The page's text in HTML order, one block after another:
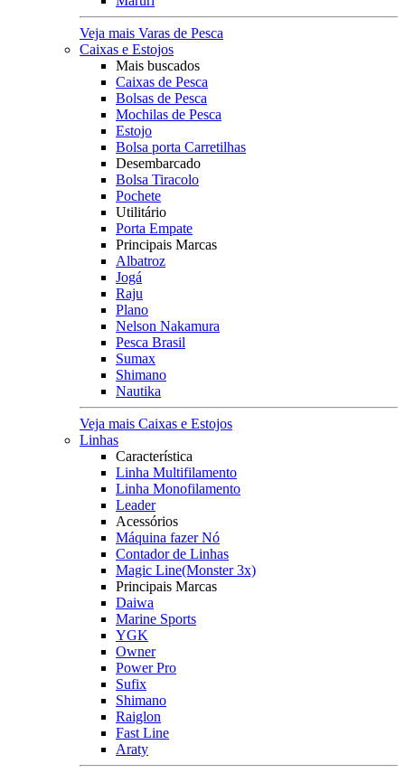
Veja mais Varas de Pesca
Caixas e Estojos
Mais buscados
Caixas de Pesca
Bolsas de Pesca
Mochilas de Pesca
Estojo
Bolsa porta Carretilhas
Desembarcado
Bolsa Tiracolo
Pochete
Utilitário
Porta Empate
Principais Marcas
Albatroz
Jogá
Raju
Plano
Nelson Nakamura
Pesca Brasil
Sumax
Shimano
Nautika
Veja mais Caixas e Estojos
Linhas
Característica
Linha Multifilamento
Linha Monofilamento
Leader
Acessórios
Máquina fazer Nó
Contador de Linhas
Magic Line(Monster 3x)
Principais Marcas
Daiwa
Marine Sports
YGK
Owner
Power Pro
Sufix
Shimano
Raiglon
Fast Line
Araty